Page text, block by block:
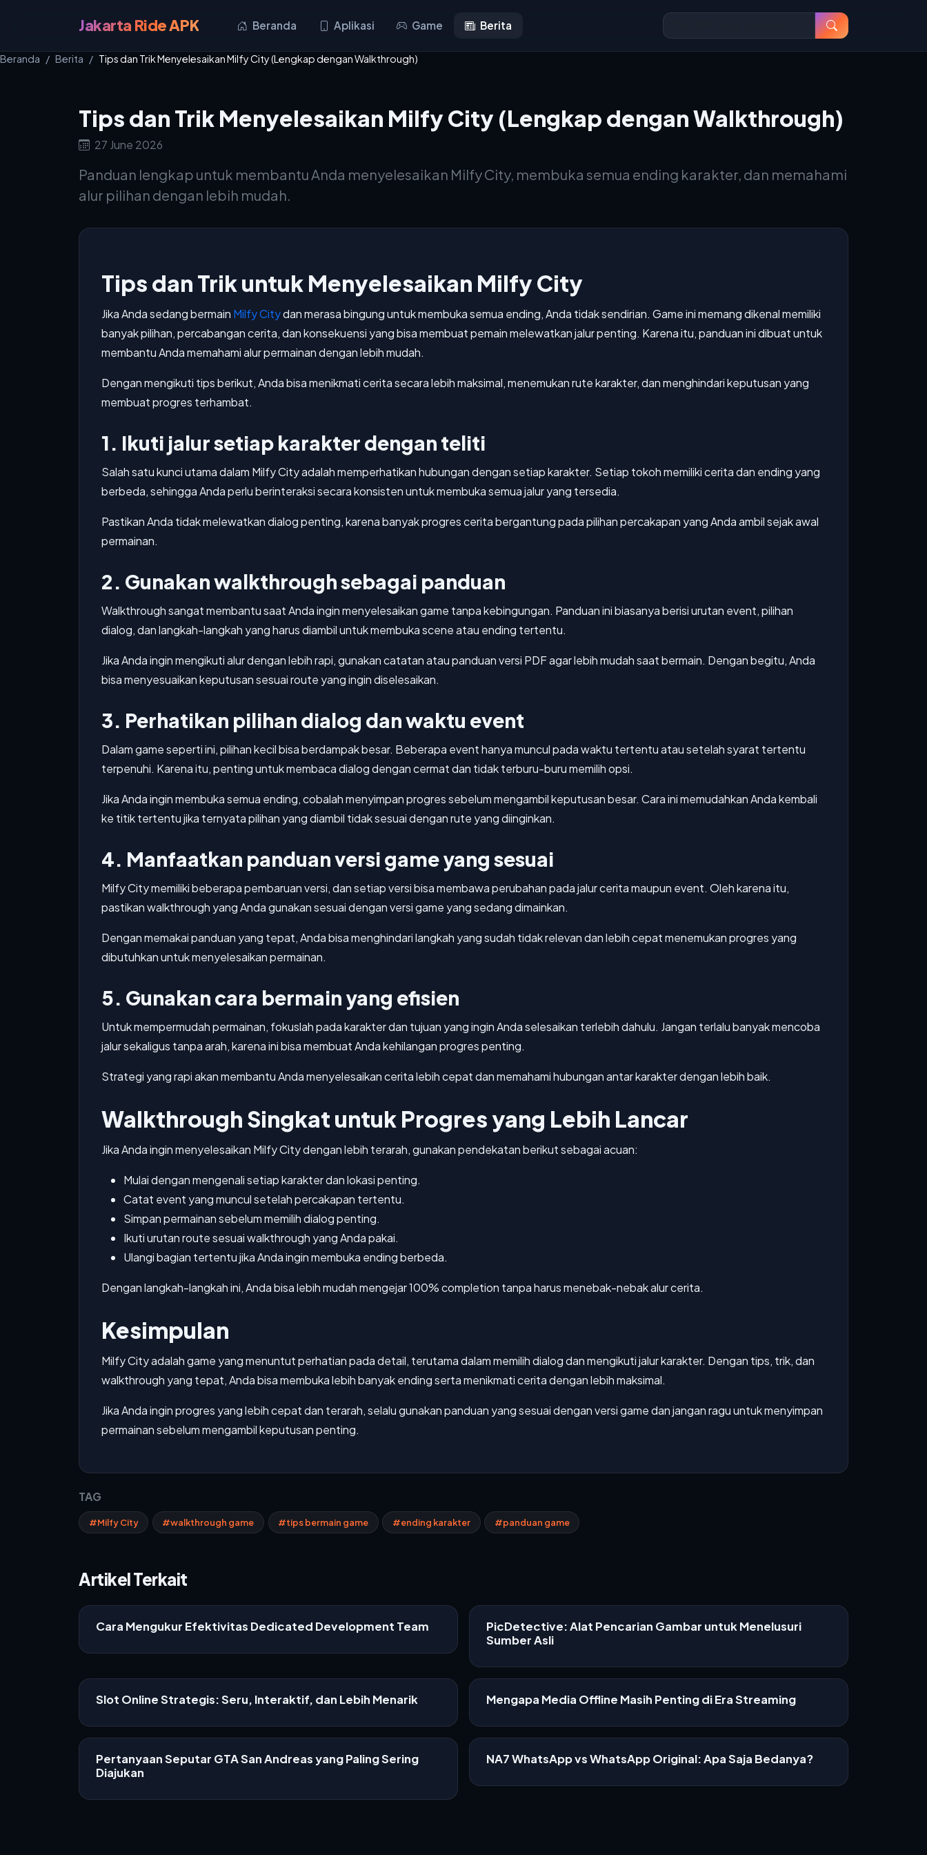
Jakarta Ride APK Beranda Aplikasi Game Berita
Beranda Berita Tips dan Trik Menyelesaikan Milfy City (Lengkap dengan Walkthrough)
Tips dan Trik Menyelesaikan Milfy City (Lengkap dengan Walkthrough)
27 June 2026
Panduan lengkap untuk membantu Anda menyelesaikan Milfy City, membuka semua ending karakter, dan memahami
alur pilihan dengan lebih mudah.
Tips dan Trik untuk Menyelesaikan Milfy City
Jika Anda sedang bermain Milfy Citydan merasa bingung untuk membuka semua ending, Anda tidak sendirian. Game ini memang dikenal memiliki
banyak pilihan, percabangan cerita, dan konsekuensi yang bisa membuat pemain melewatkan jalur penting. Karena itu, panduan ini dibuat untuk
membantu Anda memahami alur permainan dengan lebih mudah.
Dengan mengikuti tips berikut, Anda bisa menikmati cerita secara lebih maksimal, menemukan rute karakter, dan menghindari keputusan yang
membuat progres terhambat.
1. Ikuti jalur setiap karakter dengan teliti
Salah satu kunci utama dalam Milfy City adalah memperhatikan hubungan dengan setiap karakter. Setiap tokoh memiliki cerita dan ending yang
berbeda, sehingga Anda perlu berinteraksi secara konsisten untuk membuka semua jalur yang tersedia.
Pastikan Anda tidak melewatkan dialog penting, karena banyak progres cerita bergantung pada pilihan percakapan yang Anda ambil sejak awal
permainan.
2. Gunakan walkthrough sebagai panduan
Walkthrough sangat membantu saat Anda ingin menyelesaikan game tanpa kebingungan. Panduan ini biasanya berisi urutan event, pilihan
dialog, dan langkah-langkah yang harus diambil untuk membuka scene atau ending tertentu.
Jika Anda ingin mengikuti alur dengan lebih rapi, gunakan catatan atau panduan versi PDF agar lebih mudah saat bermain. Dengan begitu, Anda
bisa menyesuaikan keputusan sesuai route yang ingin diselesaikan.
3. Perhatikan pilihan dialog dan waktu event
Dalam game seperti ini, pilihan kecil bisa berdampak besar. Beberapa event hanya muncul pada waktu tertentu atau setelah syarat tertentu
terpenuhi. Karena itu, penting untuk membaca dialog dengan cermat dan tidak terburu-buru memilih opsi.
Jika Anda ingin membuka semua ending, cobalah menyimpan progres sebelum mengambil keputusan besar. Cara ini memudahkan Anda kembali
ke titik tertentu jika ternyata pilihan yang diambil tidak sesuai dengan rute yang diinginkan.
4. Manfaatkan panduan versi game yang sesuai
Milfy City memiliki beberapa pembaruan versi, dan setiap versi bisa membawa perubahan pada jalur cerita maupun event. Oleh karena itu,
pastikan walkthrough yang Anda gunakan sesuai dengan versi game yang sedang dimainkan.
Dengan memakai panduan yang tepat, Anda bisa menghindari langkah yang sudah tidak relevan dan lebih cepat menemukan progres yang
dibutuhkan untuk menyelesaikan permainan.
5. Gunakan cara bermain yang efisien
Untuk mempermudah permainan, fokuslah pada karakter dan tujuan yang ingin Anda selesaikan terlebih dahulu. Jangan terlalu banyak mencoba
jalur sekaligus tanpa arah, karena ini bisa membuat Anda kehilangan progres penting.
Strategi yang rapi akan membantu Anda menyelesaikan cerita lebih cepat dan memahami hubungan antar karakter dengan lebih baik.
Walkthrough Singkat untuk Progres yang Lebih Lancar
Jika Anda ingin menyelesaikan Milfy City dengan lebih terarah, gunakan pendekatan berikut sebagai acuan:
Mulai dengan mengenali setiap karakter dan lokasi penting.
Catat event yang muncul setelah percakapan tertentu.
Simpan permainan sebelum memilih dialog penting.
Ikuti urutan route sesuai walkthrough yang Anda pakai.
Ulangi bagian tertentu jika Anda ingin membuka ending berbeda.
Dengan langkah-langkah ini, Anda bisa lebih mudah mengejar 100% completion tanpa harus menebak-nebak alur cerita.
Kesimpulan
Milfy City adalah game yang menuntut perhatian pada detail, terutama dalam memilih dialog dan mengikuti jalur karakter. Dengan tips, trik, dan
walkthrough yang tepat, Anda bisa membuka lebih banyak ending serta menikmati cerita dengan lebih maksimal.
Jika Anda ingin progres yang lebih cepat dan terarah, selalu gunakan panduan yang sesuai dengan versi game dan jangan ragu untuk menyimpan
permainan sebelum mengambil keputusan penting.
TAG
#Milfy City #walkthrough game #tips bermain game #ending karakter #panduan game
Artikel Terkait
Cara Mengukur Efektivitas Dedicated Development Team
PicDetective: Alat Pencarian Gambar untuk Menelusuri
Sumber Asli
Slot Online Strategis: Seru, Interaktif, dan Lebih Menarik Mengapa Media Offline Masih Penting di Era Streaming
Pertanyaan Seputar GTA San Andreas yang Paling Sering
Diajukan
NA7 WhatsApp vs WhatsApp Original: Apa Saja Bedanya?